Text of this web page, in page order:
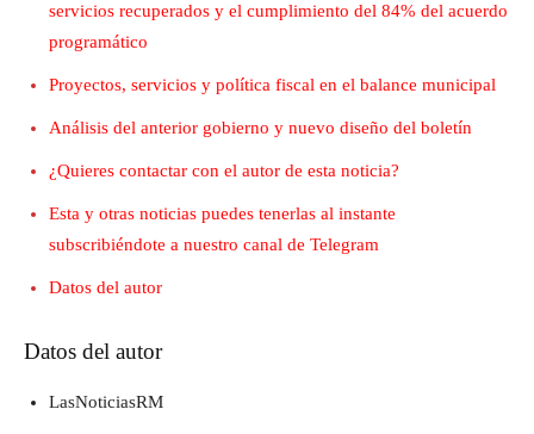
servicios recuperados y el cumplimiento del 84% del acuerdo
programático
Proyectos, servicios y política fiscal en el balance municipal
Análisis del anterior gobierno y nuevo diseño del boletín
¿Quieres contactar con el autor de esta noticia?
Esta y otras noticias puedes tenerlas al instante
subscribiéndote a nuestro canal de Telegram
Datos del autor
Datos del autor
LasNoticiasRM